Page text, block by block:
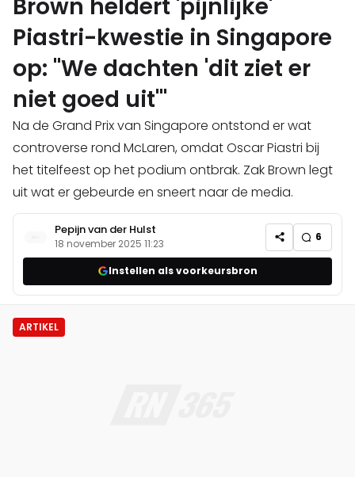
Brown heldert 'pijnlijke'
Piastri-kwestie in Singapore
op: "We dachten 'dit ziet er
niet goed uit'"
Na de Grand Prix van Singapore ontstond er wat
controverse rond McLaren, omdat Oscar Piastri bij
het titelfeest op het podium ontbrak. Zak Brown legt
uit wat er gebeurde en sneert naar de media.
Pepijn van der Hulst
18 november 2025 11:23 6
Instellen als voorkeursbron
ARTIKEL